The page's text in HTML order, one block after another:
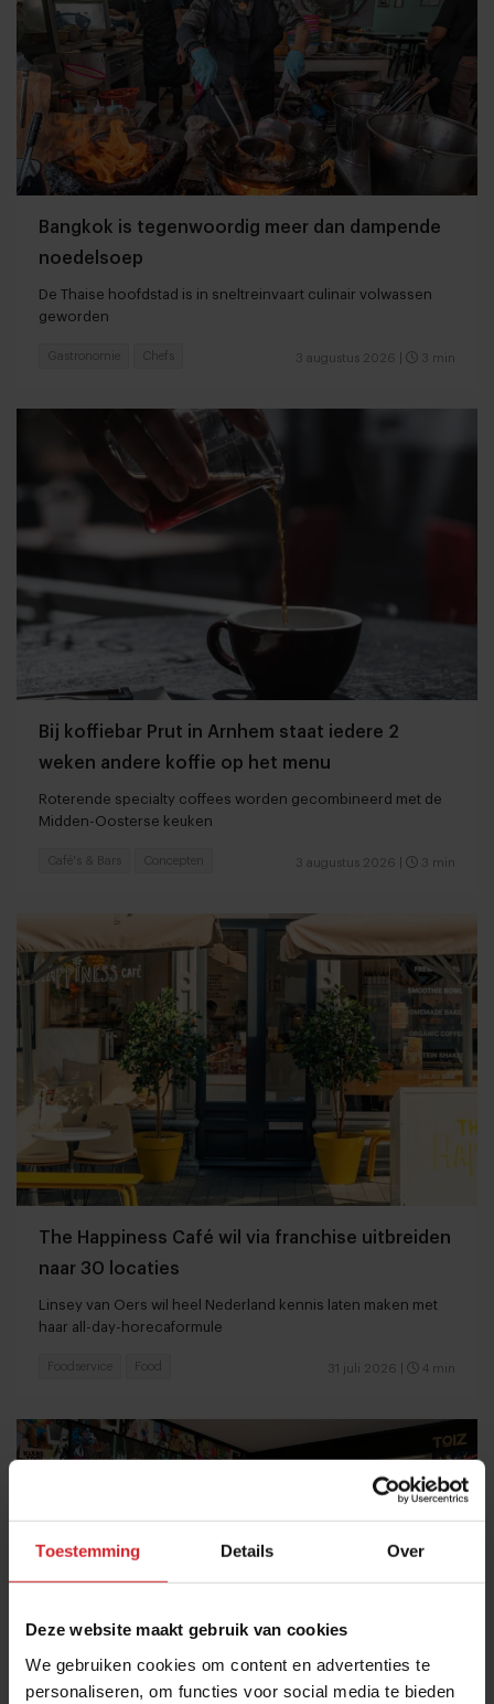
Toestemming Details Over
Deze website maakt gebruik van cookies
We gebruiken cookies om content en advertenties te
personaliseren, om functies voor social media te bieden
Bangkok is tegenwoordig meer dan dampende
noedelsoep
De Thaise hoofdstad is in sneltreinvaart culinair volwassen
geworden
3 augustus 2026 3 min
Gastronomie Chefs
Bij koffiebar Prut in Arnhem staat iedere 2
weken andere koffie op het menu
Roterende specialty coffees worden gecombineerd met de
Midden-Oosterse keuken
3 augustus 2026 3 min
Café's & Bars Concepten
The Happiness Café wil via franchise uitbreiden
naar 30 locaties
Linsey van Oers wil heel Nederland kennis laten maken met
haar all-day-horecaformule
31 juli 2026 4 min
Foodservice Food